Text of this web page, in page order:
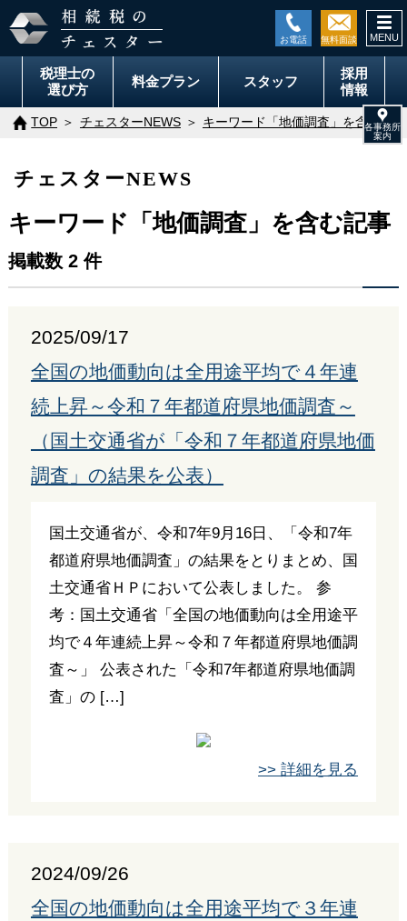
税理士の
選び方
料金プラン スタッフ
採用
情報
TOP チェスターNEWS キーワード「地価調査」を含む記事
チェスターNEWS
キーワード「地価調査」を含む記事
掲載数 2 件
2025/09/17
全国の地価動向は全用途平均で４年連
続上昇～令和７年都道府県地価調査～
（国土交通省が「令和７年都道府県地価
調査」の結果を公表）
国土交通省が、令和7年9月16日、「令和7年
都道府県地価調査」の結果をとりまとめ、国
土交通省ＨＰにおいて公表しました。 参
考：国土交通省「全国の地価動向は全用途平
均で４年連続上昇～令和７年都道府県地価調
査～」 公表された「令和7年都道府県地価調
査」の […]
>> 詳細を見る
2024/09/26
全国の地価動向は全用途平均で３年連